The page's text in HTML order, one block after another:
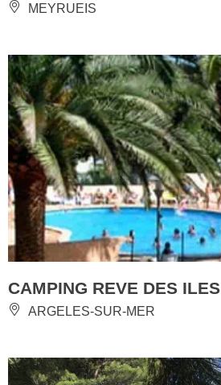
MEYRUEIS
CAMPING REVE DES ILES
ARGELES-SUR-MER